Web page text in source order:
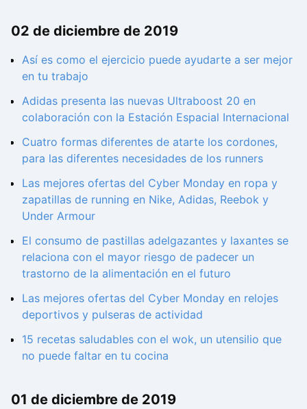
02 de diciembre de 2019
Así es como el ejercicio puede ayudarte a ser mejor
en tu trabajo
Adidas presenta las nuevas Ultraboost 20 en
colaboración con la Estación Espacial Internacional
Cuatro formas diferentes de atarte los cordones,
para las diferentes necesidades de los runners
Las mejores ofertas del Cyber Monday en ropa y
zapatillas de running en Nike, Adidas, Reebok y
Under Armour
El consumo de pastillas adelgazantes y laxantes se
relaciona con el mayor riesgo de padecer un
trastorno de la alimentación en el futuro
Las mejores ofertas del Cyber Monday en relojes
deportivos y pulseras de actividad
15 recetas saludables con el wok, un utensilio que
no puede faltar en tu cocina
01 de diciembre de 2019